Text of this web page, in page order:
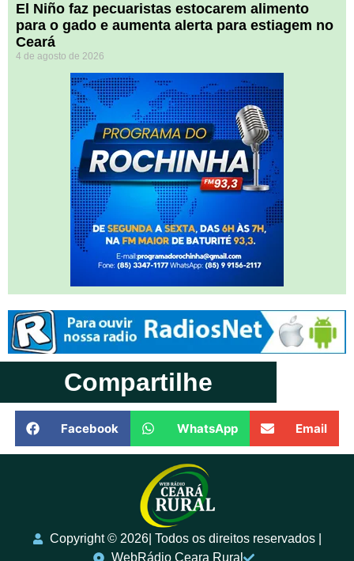
El Niño faz pecuaristas estocarem alimento
para o gado e aumenta alerta para estiagem no
Ceará
4 de agosto de 2026
Compartilhe
Facebook WhatsApp Email
Copyright ©️ 2026| Todos os direitos reservados |
WebRádio Ceara Rural